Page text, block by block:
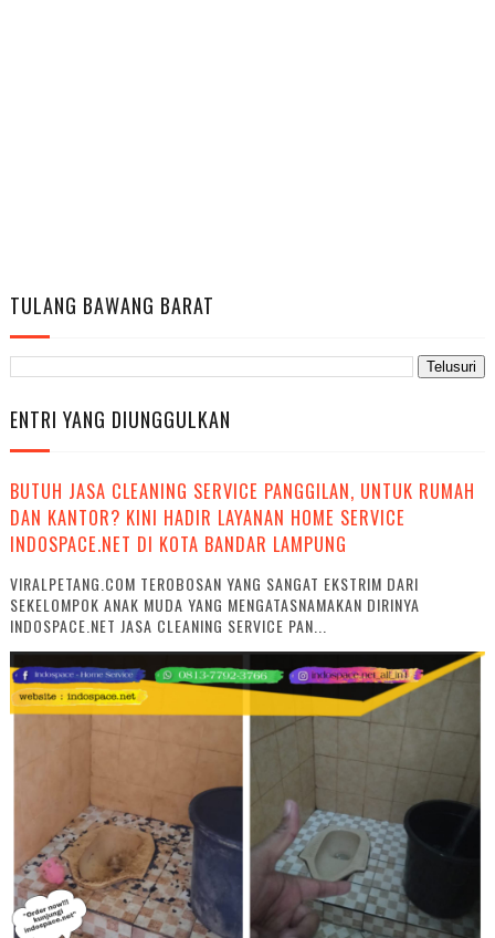
TULANG BAWANG BARAT
ENTRI YANG DIUNGGULKAN
BUTUH JASA CLEANING SERVICE PANGGILAN, UNTUK RUMAH
DAN KANTOR? KINI HADIR LAYANAN HOME SERVICE
INDOSPACE.NET DI KOTA BANDAR LAMPUNG
VIRALPETANG.COM TEROBOSAN YANG SANGAT EKSTRIM DARI
SEKELOMPOK ANAK MUDA YANG MENGATASNAMAKAN DIRINYA
INDOSPACE.NET JASA CLEANING SERVICE PAN...